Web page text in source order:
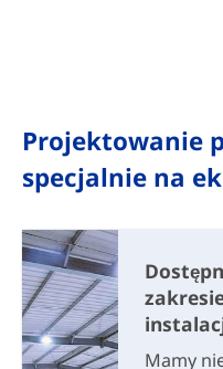
Projektowanie
specjalnie na
Mamy